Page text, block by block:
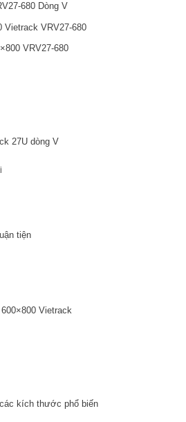
680 Dòng V
Vietrack VRV27-680
VRV27-680
27U dòng V
tiện
Vietrack
kích thước phổ biến